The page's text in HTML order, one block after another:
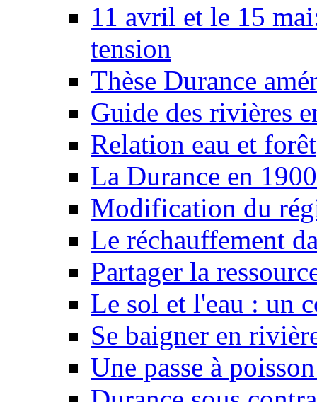
11 avril et le 15
tension
Thèse Durance
Guide des rivières
Relation eau et forêt
La Durance en 1900
Modification du
Le réchauffement
Partager la
Le sol et l'eau : un
Se baigner en
Une passe à